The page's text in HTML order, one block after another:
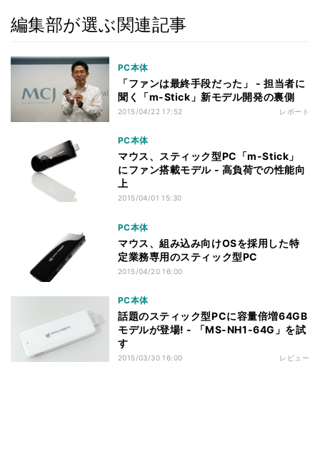
編集部が選ぶ関連記事
PC本体
「ファンは最終手段だった」 - 担当者に
聞く「m-Stick」新モデル開発の裏側
2015/04/22 17:52 レポート
PC本体
マウス、スティック型PC「m-Stick」
にファン搭載モデル - 高負荷での性能向
上
2015/04/01 15:30
PC本体
マウス、組み込み向けOSを採用した特
定業務専用のスティック型PC
2015/04/20 16:00
PC本体
話題のスティック型PCに容量倍増64GB
モデルが登場! - 「MS-NH1-64G」を試
す
2015/03/30 16:00 レビュー